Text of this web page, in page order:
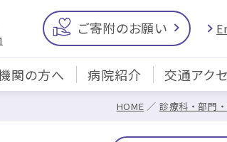
ご寄附のお願い
関の方へ 病院紹介 交通アク
HOME 診療科・部門